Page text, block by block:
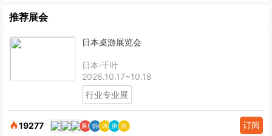
推荐展会
日本桌游展览会
日本·千叶
2026.10.17~10.18
行业专业展
19277 订阅